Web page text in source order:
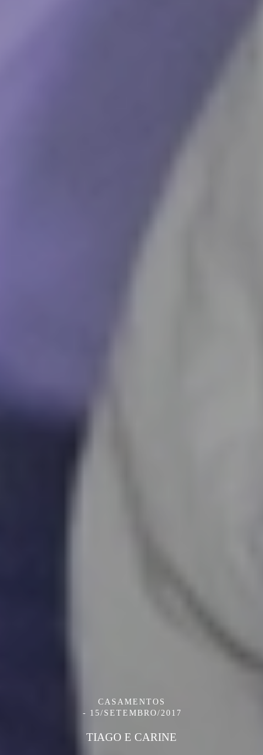
CASAMENTOS
15/SETEMBRO/2017
TIAGO E CARINE